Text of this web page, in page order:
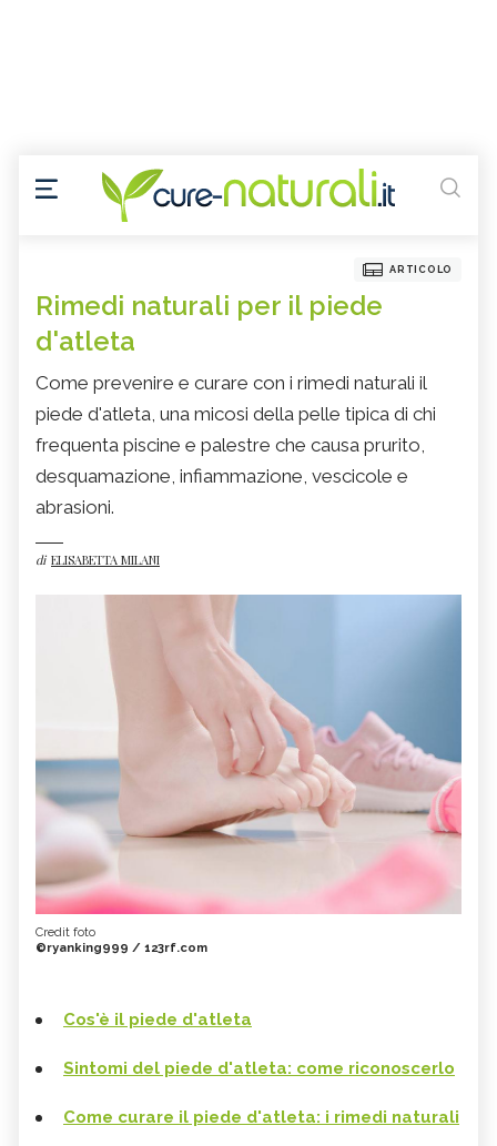
ARTICOLO
Rimedi naturali per il piede
d'atleta
Come prevenire e curare con i rimedi naturali il
piede d'atleta, una micosi della pelle tipica di chi
frequenta piscine e palestre che causa prurito,
desquamazione, infiammazione, vescicole e
abrasioni.
di ELISABETTA MILANI
Credit foto
©ryanking999 / 123rf.com
Cos'è il piede d'atleta
Sintomi del piede d'atleta: come riconoscerlo
Come curare il piede d'atleta: i rimedi naturali